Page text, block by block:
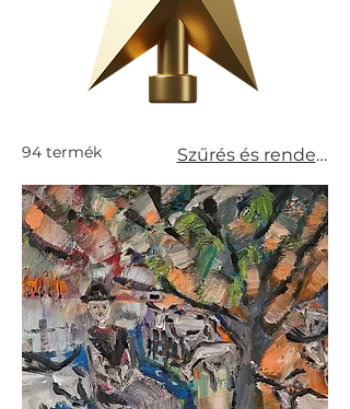
94 termék Szűrés és rendezés